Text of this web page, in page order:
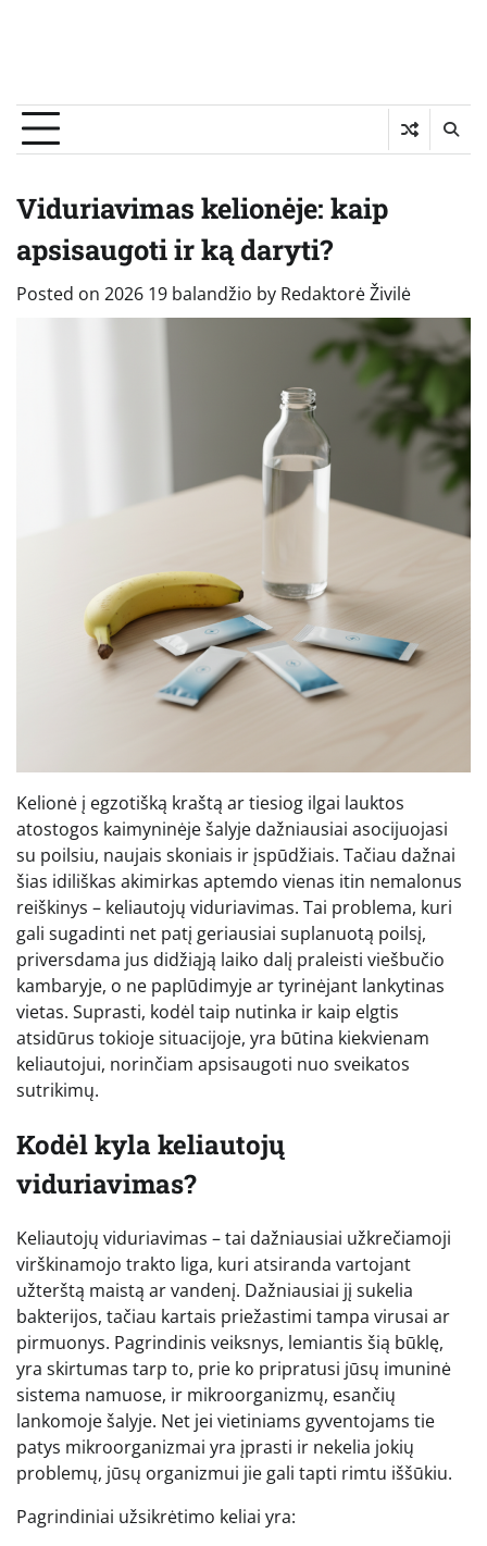
Viduriavimas kelionėje: kaip
apsisaugoti ir ką daryti?
Posted on 2026 19 balandžio by Redaktorė Živilė
Kelionė į egzotišką kraštą ar tiesiog ilgai lauktos
atostogos kaimyninėje šalyje dažniausiai asocijuojasi
su poilsiu, naujais skoniais ir įspūdžiais. Tačiau dažnai
šias idiliškas akimirkas aptemdo vienas itin nemalonus
reiškinys – keliautojų viduriavimas. Tai problema, kuri
gali sugadinti net patį geriausiai suplanuotą poilsį,
priversdama jus didžiąją laiko dalį praleisti viešbučio
kambaryje, o ne paplūdimyje ar tyrinėjant lankytinas
vietas. Suprasti, kodėl taip nutinka ir kaip elgtis
atsidūrus tokioje situacijoje, yra būtina kiekvienam
keliautojui, norinčiam apsisaugoti nuo sveikatos
sutrikimų.
Kodėl kyla keliautojų
viduriavimas?
Keliautojų viduriavimas – tai dažniausiai užkrečiamoji
virškinamojo trakto liga, kuri atsiranda vartojant
užterštą maistą ar vandenį. Dažniausiai jį sukelia
bakterijos, tačiau kartais priežastimi tampa virusai ar
pirmuonys. Pagrindinis veiksnys, lemiantis šią būklę,
yra skirtumas tarp to, prie ko pripratusi jūsų imuninė
sistema namuose, ir mikroorganizmų, esančių
lankomoje šalyje. Net jei vietiniams gyventojams tie
patys mikroorganizmai yra įprasti ir nekelia jokių
problemų, jūsų organizmui jie gali tapti rimtu iššūkiu.
Pagrindiniai užsikrėtimo keliai yra: